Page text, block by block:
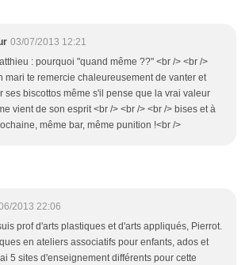
03/07/2013 12:21
: pourquoi "quand même ??" <br /> <br />
mari te remercie chaleureusement de vanter et
ses biscottos même s'il pense que la vrai valeur
vient de son esprit <br /> <br /> <br /> bises et à
même bar, même punition !<br />
2013 22:06
prof d'arts plastiques et d'arts appliqués, Pierrot.
en ateliers associatifs pour enfants, ados et
5 sites d'enseignement différents pour cette